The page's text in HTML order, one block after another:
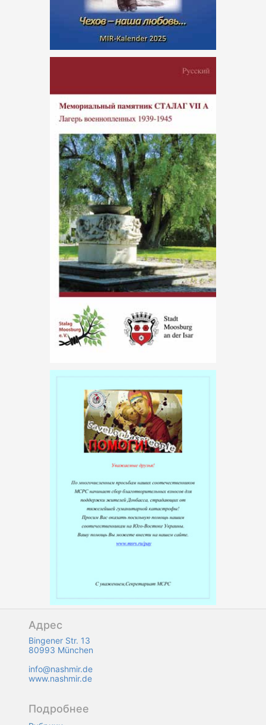
Адрес
Bingener Str. 13
80993 München
info@nashmir.de
www.nashmir.de
Подробнее